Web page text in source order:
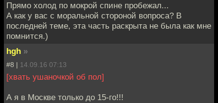
Прямо холод по мокрой спине пробежал...
А как у вас с моральной стороной вопроса? В
последней теме, эта часть раскрыта не была как мне
помнится.)
hgh »
#8 | 14.09.16 07:13
[хвать ушаночкой об пол]
А я в Москве только до 15-го!!!